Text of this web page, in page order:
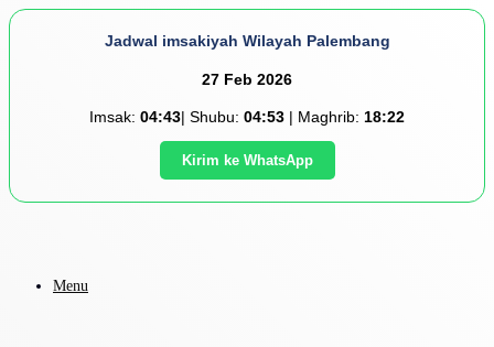
Jadwal imsakiyah Wilayah Palembang
27 Feb 2026
Imsak: 04:43| Shubu: 04:53 | Maghrib: 18:22
Kirim ke WhatsApp
Menu